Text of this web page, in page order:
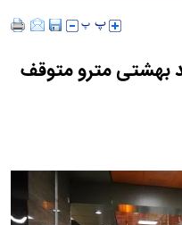
بهشتی مترو متوقف